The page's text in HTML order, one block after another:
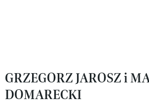
GRZEGORZ JAROSZ i
DOMARECKI